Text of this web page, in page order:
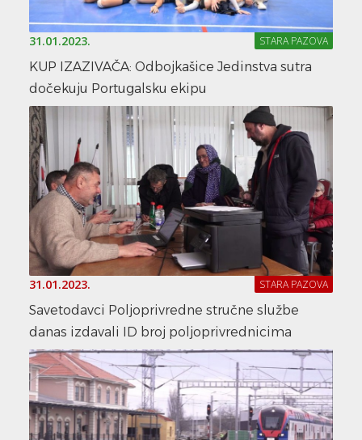
31.01.2023. STARA PAZOVA
KUP IZAZIVAČA: Odbojkašice Jedinstva sutra
dočekuju Portugalsku ekipu
31.01.2023. STARA PAZOVA
Savetodavci Poljoprivredne stručne službe
danas izdavali ID broj poljoprivrednicima